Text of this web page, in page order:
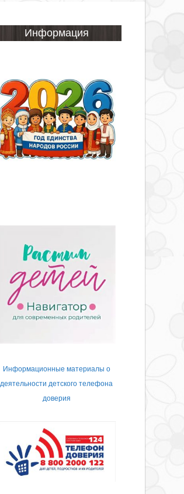
Информация
Информационные материалы о
деятельности детского телефона
доверия